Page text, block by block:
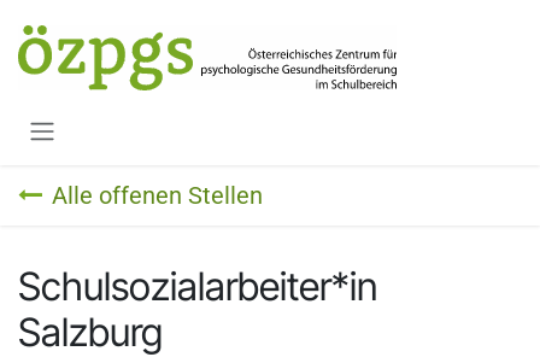
Alle offenen Stellen
Schulsozialarbeiter*in
Salzburg